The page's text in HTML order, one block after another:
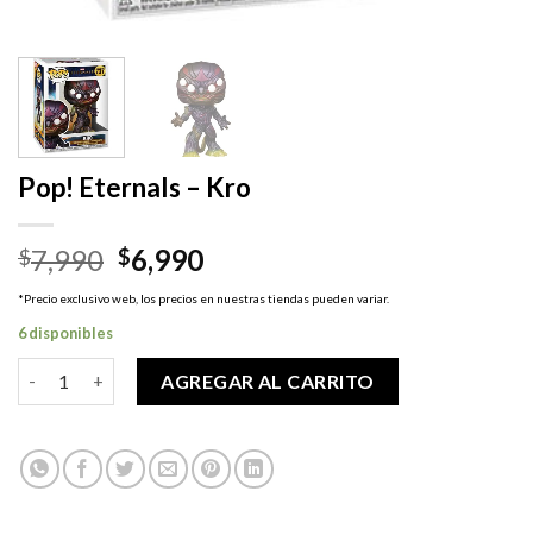
Pop! Eternals – Kro
$7,990 El
precio
original
$7,990.
$6,990El
precio
$6,990.
*Precio exclusivo web, los precios en nuestras tiendas pueden variar.
6 disponibles
AGREGAR AL CARRITO